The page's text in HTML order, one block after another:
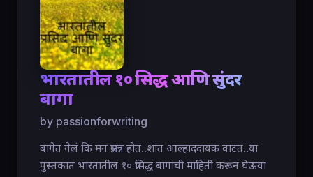
भारतातील १० प्रसिद्ध आणि सुंदर
बागा
by passionforwriting
बागेत गेलं कि मन प्रसन्न होतं..शांत आल्हाददायक वाटत..या
पुस्तकात भारतातील १० प्रसिद्ध बागांची माहिती करून घेऊया